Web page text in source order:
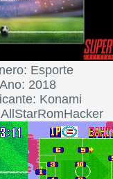
Esporte
Ano: 2018
Konami